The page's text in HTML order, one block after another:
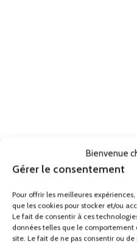
Bienvenue
Gérer le consentement
Pour offrir les meilleures
que les cookies pour stocker et/ou
Le fait de consentir à ces
données telles que le comportement
site. Le fait de ne pas consentir ou